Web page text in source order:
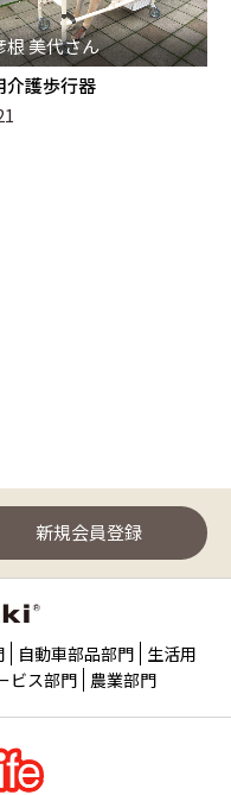
根 美代さん
介護歩行器
新規会員登録
自動車部品部門 生活用
ビス部門 農業部門